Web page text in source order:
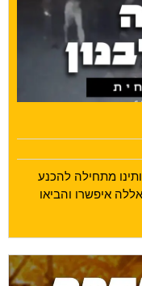
מתחילה להכנע
איפשרו והביאו